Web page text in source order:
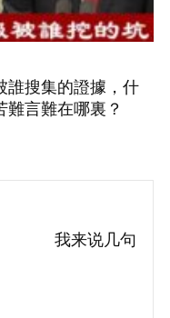
誰搜集的證據，什
言難在哪裏？
我来说几句